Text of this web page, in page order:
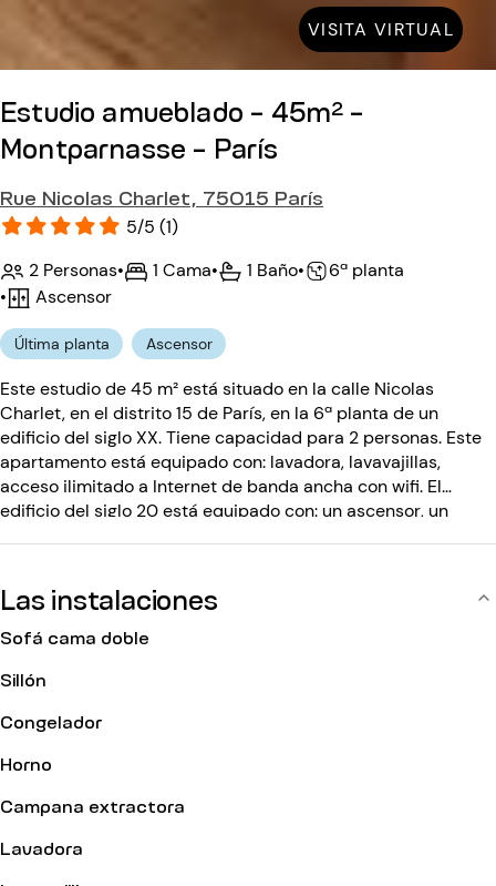
VISITA VIRTUAL
Estudio amueblado - 45m² -
Montparnasse - París
Rue Nicolas Charlet, 75015 París
5/5 (1)
2 Personas• 1 Cama• 1 Baño•
6ª planta
•
Ascensor
Última planta Ascensor
Este estudio de 45 m² está situado en la calle Nicolas
Charlet, en el distrito 15 de París, en la 6ª planta de un
edificio del siglo XX. Tiene capacidad para 2 personas. Este
apartamento está equipado con: lavadora, lavavajillas,
acceso ilimitado a Internet de banda ancha con wifi. El
edificio del siglo 20 está equipado con: un ascensor, un
Las instalaciones
Sofá cama doble
Sillón
Congelador
Horno
Campana extractora
Lavadora